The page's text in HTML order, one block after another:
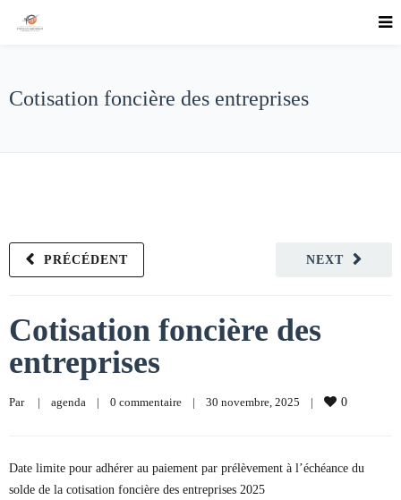
Cotisation foncière des entreprises
NEXT
PRÉCÉDENT
Cotisation foncière des
entreprises
Par | agenda | 0 commentaire | 30 novembre, 2025 | 0
Date limite pour adhérer au paiement par prélèvement à l’échéance du
solde de la cotisation foncière des entreprises 2025